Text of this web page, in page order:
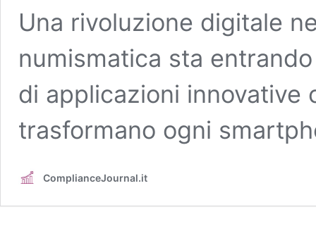
Una rivoluzione digitale
numismatica sta
di applicazioni innovative
trasformano ogni
ComplianceJournal.it